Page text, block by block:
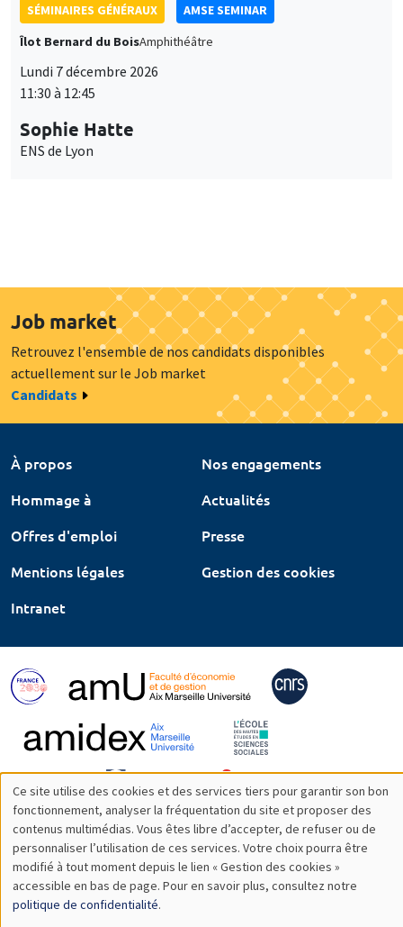
SÉMINAIRES GÉNÉRAUX
AMSE SEMINAR
Îlot Bernard du BoisAmphithéâtre
Lundi 7 décembre 2026
11:30 à 12:45
Sophie Hatte
ENS de Lyon
Job market
Retrouvez l'ensemble de nos candidats disponibles
actuellement sur le Job market
Candidats
À propos
Nos engagements
Hommage à
Actualités
Offres d'emploi
Presse
Mentions légales
Gestion des cookies
Intranet
Utilisation
des
données
personnelles
Ce site utilise des cookies et des services tiers pour garantir son bon
fonctionnement, analyser la fréquentation du site et proposer des
contenus multimédias. Vous êtes libre d’accepter, de refuser ou de
personnaliser l’utilisation de ces services. Votre choix pourra être
modifié à tout moment depuis le lien « Gestion des cookies »
accessible en bas de page. Pour en savoir plus, consultez notre
politique de confidentialité.